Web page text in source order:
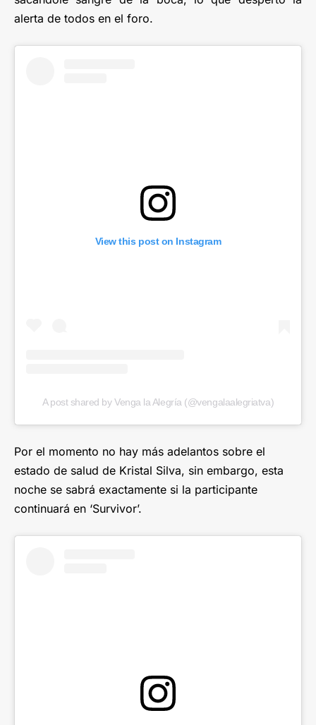
alerta de todos en el foro.
View this post on Instagram
A post shared by Venga la Alegría (@vengalaalegriatva)
Por el momento no hay más adelantos sobre el
estado de salud de Kristal Silva, sin embargo, esta
noche se sabrá exactamente si la participante
continuará en ‘Survivor’.